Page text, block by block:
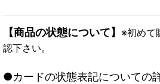
【商品の状態について】 ※初めて
認下さい。
●カードの状態表記についての